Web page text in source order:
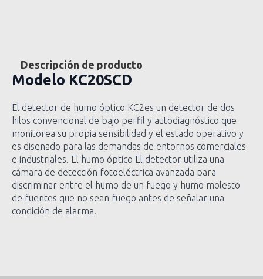
Descripción de producto
Modelo KC20SCD
El detector de humo óptico KC2es un detector de dos
hilos convencional de bajo perfil y autodiagnóstico que
monitorea su propia sensibilidad y el estado operativo y
es diseñado para las demandas de entornos comerciales
e industriales. El humo óptico El detector utiliza una
cámara de detección fotoeléctrica avanzada para
discriminar entre el humo de un fuego y humo molesto
de fuentes que no sean fuego antes de señalar una
condición de alarma.